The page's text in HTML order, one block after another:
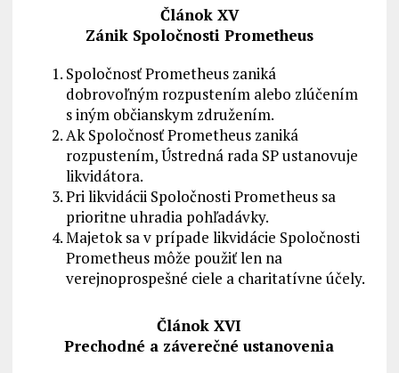
Článok XV
Zánik Spoločnosti Prometheus
Spoločnosť Prometheus zaniká
dobrovoľným rozpustením alebo zlúčením
s iným občianskym združením.
Ak Spoločnosť Prometheus zaniká
rozpustením, Ústredná rada SP ustanovuje
likvidátora.
Pri likvidácii Spoločnosti Prometheus sa
prioritne uhradia pohľadávky.
Majetok sa v prípade likvidácie Spoločnosti
Prometheus môže použiť len na
verejnoprospešné ciele a charitatívne účely.
Článok XVI
Prechodné a záverečné ustanovenia